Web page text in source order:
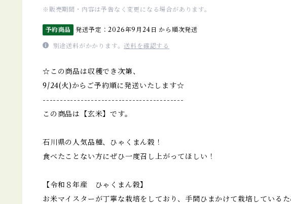
※販売期間・内容は予告なく変更になる場合があります。
予約商品 発送予定：2026年9月24日 から順次発送
別途送料がかかります。送料を確認する
☆この商品は収穫でき次第、
9/24(火)からご予約順に発送いたします☆
-----------------------------------------
この商品は【玄米】です。
石川県の人気品種、ひゃくまん穀！
食べたことない方にぜひ一度召し上がってほしい！
【令和８年産 ひゃくまん穀】
お米マイスターが丁寧な栽培をしており、手間ひまかけて栽培している